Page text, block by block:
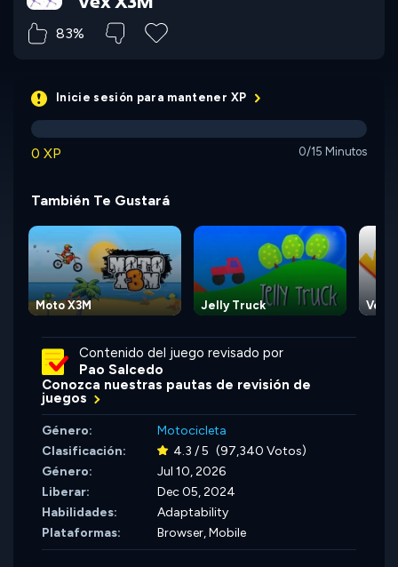
83%
Inicie sesión para mantener XP
0 XP 0/15 Minutos
También Te Gustará
Moto X3M Jelly Truck Vex
Contenido del juego revisado por
Pao Salcedo
Conozca nuestras pautas de revisión de
juegos
Género:
Motocicleta
Clasificación:
4.3 / 5 (97,340 Votos)
Género:
Jul 10, 2026
Liberar:
Dec 05, 2024
Habilidades:
Adaptability
Plataformas:
Browser, Mobile